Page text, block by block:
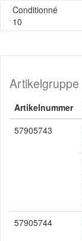
Conditionné
10
Artikelgruppe
Artikelnummer
57905743
57905744